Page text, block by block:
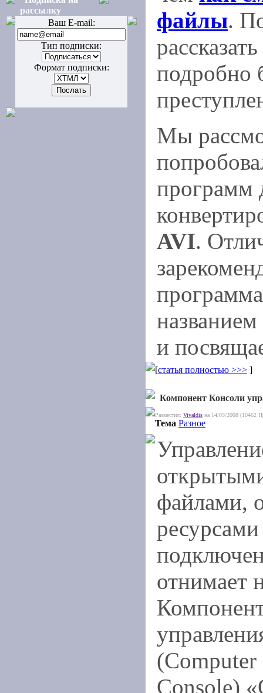
рассылку
Ваш E-mail:
Тип подписки:
Формат подписки:
файлы.
подробно
Мы
программ
AVI.
названием
и
[статья полностью >>> ]
Компонент Консоли
Разместил: Vivaldis на 14/03/2008 (10462
Тема Разное
файлами,
отнимает
(Computer
Console)